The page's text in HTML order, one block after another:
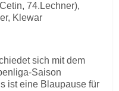
74.Lechner),
Klewar
sich mit dem
Saison
ist eine Blaupause für